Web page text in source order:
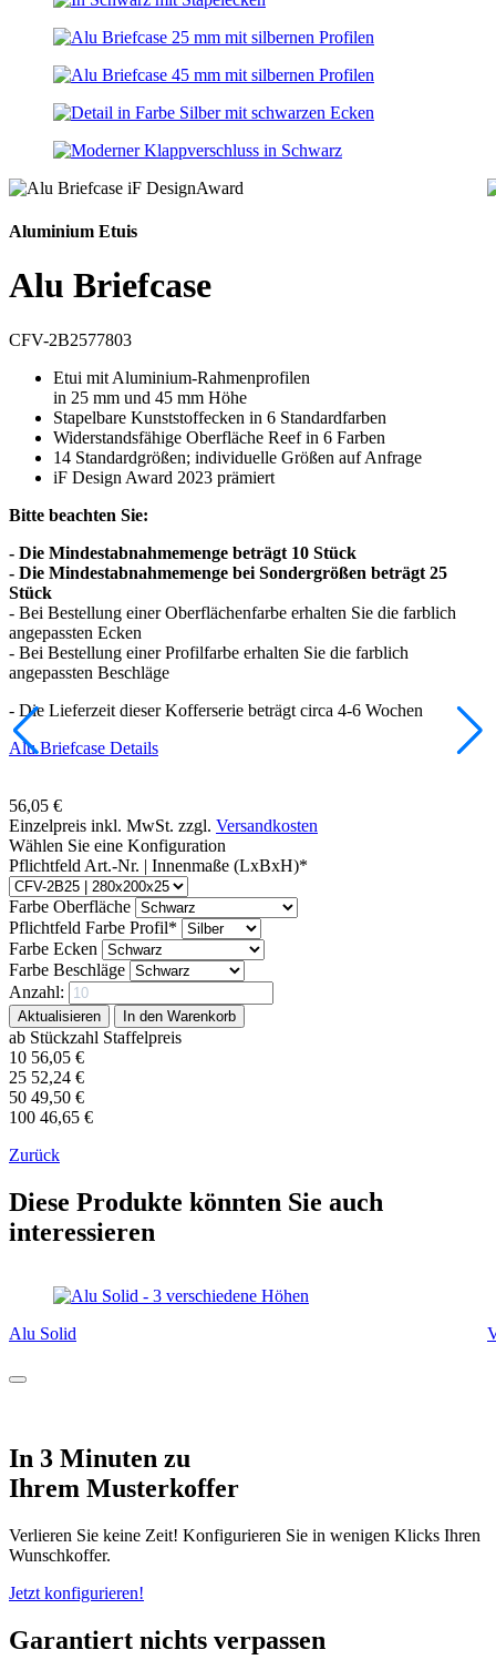
Aluminium Etuis
Alu Briefcase
CFV-2B2577803
Etui mit Aluminium-Rahmenprofilen
in 25 mm und 45 mm Höhe
Stapelbare Kunststoffecken in 6 Standardfarben
Widerstandsfähige Oberfläche Reef in 6 Farben
14 Standardgrößen; individuelle Größen auf Anfrage
iF Design Award 2023 prämiert
Bitte beachten Sie:
- Die Mindestabnahmemenge beträgt 10 Stück
- Die Mindestabnahmemenge bei Sondergrößen beträgt 25
Stück
- Bei Bestellung einer Oberflächenfarbe erhalten Sie die farblich
angepassten Ecken
- Bei Bestellung einer Profilfarbe erhalten Sie die farblich
angepassten Beschläge
- Die Lieferzeit dieser Kofferserie beträgt circa 4-6 Wochen
Alu Briefcase Details
56,05 €
Einzelpreis inkl. MwSt. zzgl. Versandkosten
Wählen Sie eine Konfiguration
Pflichtfeld Art.-Nr. | Innenmaße (LxBxH)*
Farbe Oberfläche
Pflichtfeld Farbe Profil*
Farbe Ecken
Farbe Beschläge
Anzahl:
ab Stückzahl Staffelpreis
10 56,05 €
25 52,24 €
50 49,50 €
100 46,65 €
Zurück
Diese Produkte könnten Sie auch
interessieren
Alu Solid
In 3 Minuten zu
Ihrem Musterkoffer
Verlieren Sie keine Zeit! Konfigurieren Sie in wenigen Klicks Ihren
Wunschkoffer.
Jetzt konfigurieren!
Garantiert nichts verpassen